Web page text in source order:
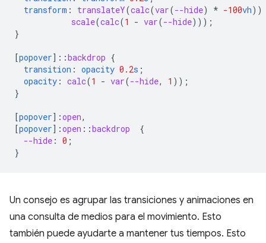
transform : translateY(calc(var(--hide) * -100vh))
scale(calc(1 - var(--hide)));
}
[popover] ::backdrop {
transition : opacity 0.2s ;
opacity : calc(1 - var(--hide, 1 ));
}
[popover] :open,
[popover] :open ::backdrop
{
--hide : 0 ;
}
Un consejo es agrupar las transiciones y animaciones en
una consulta de medios para el movimiento. Esto
también puede ayudarte a mantener tus tiempos. Esto